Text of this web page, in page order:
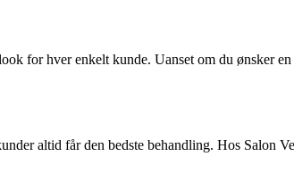
for hver enkelt kunde. Uanset om du ønsker
altid får den bedste behandling. Hos Salon